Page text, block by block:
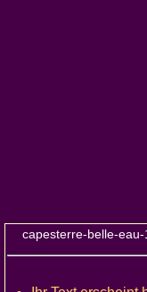
capesterre-belle-eau-